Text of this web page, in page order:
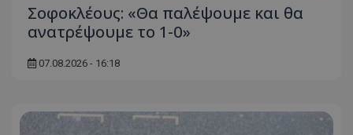
Σοφοκλέους: «Θα παλέψουμε και θα
ανατρέψουμε το 1-0»
07.08.2026 - 16:18